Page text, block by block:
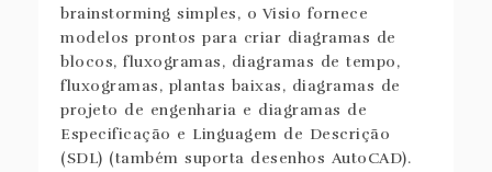
brainstorming simples, o Visio fornece
modelos prontos para criar diagramas de
blocos, fluxogramas, diagramas de tempo,
fluxogramas, plantas baixas, diagramas de
projeto de engenharia e diagramas de
Especificação e Linguagem de Descrição
(SDL) (também suporta desenhos AutoCAD).